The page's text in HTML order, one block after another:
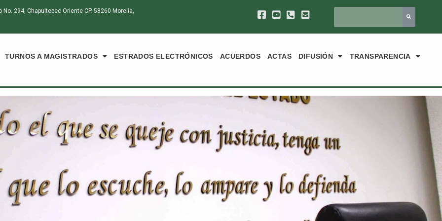
294, Chapultepec Oriente CP. 58260 Morelia,
TURNOS A MAGISTRADOS ESTRADOS ELECTRÓNICOS ACUERDOS ACTAS DIFUSIÓN TRANSPARENCIA